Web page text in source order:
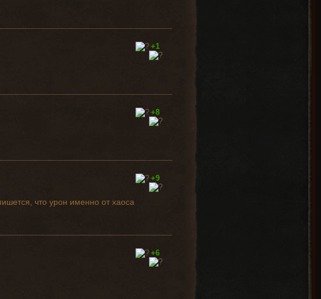
+1
+8
что урон именно от хаоса
+9
+6